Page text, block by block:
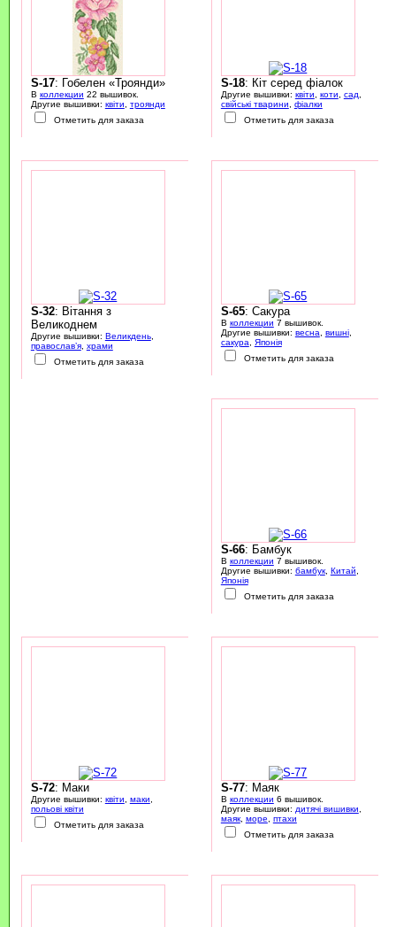
S-17: Гобелен «Троянди»
В коллекции 22 вышивок.
Другие вышивки: квіти
троянди
Отметить для заказа
S-18: Кіт серед фіалок
Другие вышивки: квіти коти сад
свійські тварини
фіалки
Отметить для заказа
S-32: Вітання з
Великоднем
Другие вышивки: Великдень,
православ’я, храми
Отметить для заказа
S-65: Сакура
В коллекции 7 вышивок.
Другие вышивки: весна вишні,
сакура
Японія
Отметить для заказа
S-66: Бамбук
В коллекции 7 вышивок.
Другие вышивки: бамбук, Китай
Японія
Отметить для заказа
S-72: Маки
Другие вышивки: квіти маки
польові квіти
Отметить для заказа
S-77: Маяк
В коллекции 6 вышивок.
Другие вышивки: дитячі вишивки
маяк, море
птахи
Отметить для заказа